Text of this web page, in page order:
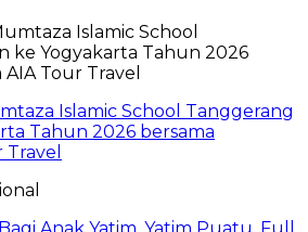
Islamic School Tanggerang
Tahun 2026 bersama
Anak Yatim, Yatim Puatu, Full